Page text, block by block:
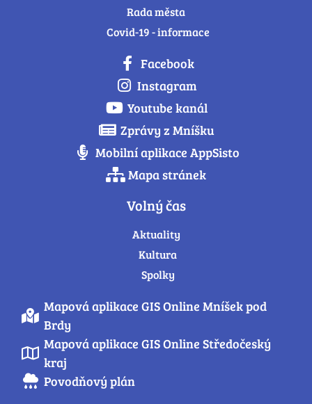
Rada města
Covid-19 - informace
Facebook
Instagram
Youtube kanál
Zprávy z Mníšku
Mobilní aplikace AppSisto
Mapa stránek
Volný čas
Aktuality
Kultura
Spolky
Mapová aplikace GIS Online Mníšek pod
Brdy
Mapová aplikace GIS Online Středočeský
kraj
Povodňový plán